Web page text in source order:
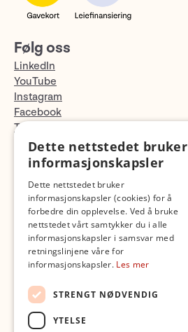
Følg oss
LinkedIn
YouTube
Instagram
Facebook
TikTok
Fotopodden
Dette nettstedet bruker
informasjonskapsler
Dette nettstedet bruker
informasjonskapsler (cookies) for å
forbedre din opplevelse. Ved å bruke
nettstedet vårt samtykker du i alle
informasjonskapsler i samsvar med
retningslinjene våre for
informasjonskapsler. Les mer
STRENGT NØDVENDIG
YTELSE